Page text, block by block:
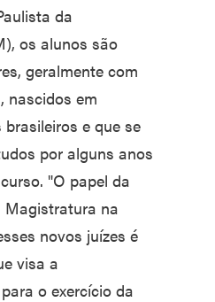
da
os alunos são
geralmente com
nascidos em
e que se
por alguns anos
"O papel da
Magistratura na
novos juízes é
visa a
o exercício da